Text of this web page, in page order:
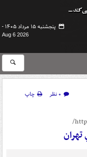
پنجشنبه ۱۵ مرداد ۱۴۰۵ -
Aug 6 2026
۰ نظر
چاپ
تهران